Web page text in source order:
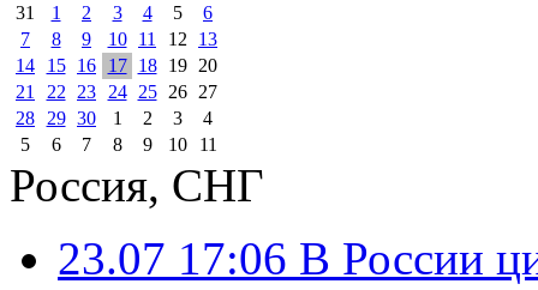
31
1 2 3 4 5
6
7
8 9 10 11 12
13
14
15 16 17 18 19
20
21
22 23 24 25 26
27
28
29 30 1 2 3
4
5
6 7 8 9 10 11
Россия, СНГ
23.07 17:06 В России